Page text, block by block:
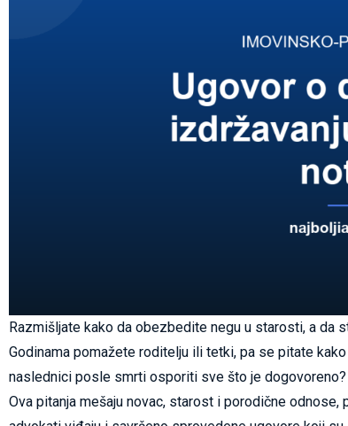
Razmišljate kako da obezbedite negu u starosti, a da
Godinama pomažete roditelju ili tetki, pa se pitate
naslednici posle smrti osporiti sve što je
Ova pitanja mešaju novac, starost i porodične